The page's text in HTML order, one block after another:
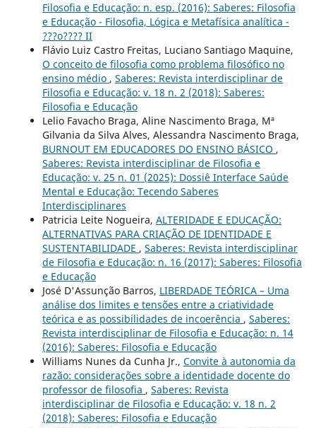
Filosofia e Educação: n. esp. (2016): Saberes: Filosofia
e Educação - Filosofia, Lógica e Metafísica analítica -
???o???? II
Flávio Luiz Castro Freitas, Luciano Santiago Maquine,
O conceito de filosofia como problema filosófico no
ensino médio , Saberes: Revista interdisciplinar de
Filosofia e Educação: v. 18 n. 2 (2018): Saberes:
Filosofia e Educação
Lelio Favacho Braga, Aline Nascimento Braga, Mª
Gilvania da Silva Alves, Alessandra Nascimento Braga,
BURNOUT EM EDUCADORES DO ENSINO BÁSICO ,
Saberes: Revista interdisciplinar de Filosofia e
Educação: v. 25 n. 01 (2025): Dossiê Interface Saúde
Mental e Educação: Tecendo Saberes
Interdisciplinares
Patricia Leite Nogueira, ALTERIDADE E EDUCAÇÃO:
ALTERNATIVAS PARA CRIAÇÃO DE IDENTIDADE E
SUSTENTABILIDADE , Saberes: Revista interdisciplinar
de Filosofia e Educação: n. 16 (2017): Saberes: Filosofia
e Educação
José D'Assunção Barros, LIBERDADE TEÓRICA – Uma
análise dos limites e tensões entre a criatividade
teórica e as possibilidades de incoerência , Saberes:
Revista interdisciplinar de Filosofia e Educação: n. 14
(2016): Saberes: Filosofia e Educação
Williams Nunes da Cunha Jr., Convite à autonomia da
razão: considerações sobre a identidade docente do
professor de filosofia , Saberes: Revista
interdisciplinar de Filosofia e Educação: v. 18 n. 2
(2018): Saberes: Filosofia e Educação